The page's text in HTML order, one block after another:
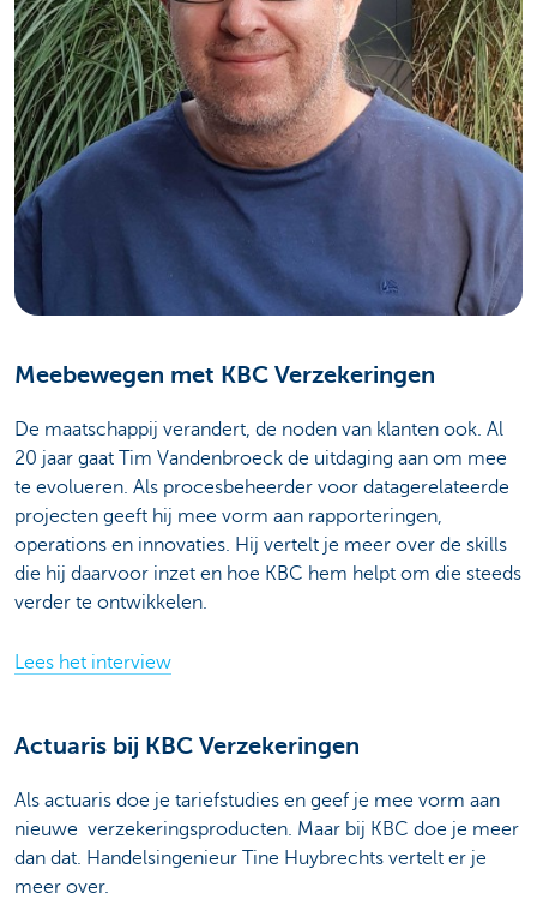
Meebewegen met KBC Verzekeringen
De maatschappij verandert, de noden van klanten ook. Al
20 jaar gaat Tim Vandenbroeck de uitdaging aan om mee
te evolueren. Als procesbeheerder voor datagerelateerde
projecten geeft hij mee vorm aan rapporteringen,
operations en innovaties. Hij vertelt je meer over de skills
die hij daarvoor inzet en hoe KBC hem helpt om die steeds
verder te ontwikkelen.
Lees het interview
Actuaris bij KBC Verzekeringen
Als actuaris doe je tariefstudies en geef je mee vorm aan
nieuwe verzekeringsproducten. Maar bij KBC doe je meer
dan dat. Handelsingenieur Tine Huybrechts vertelt er je
meer over.